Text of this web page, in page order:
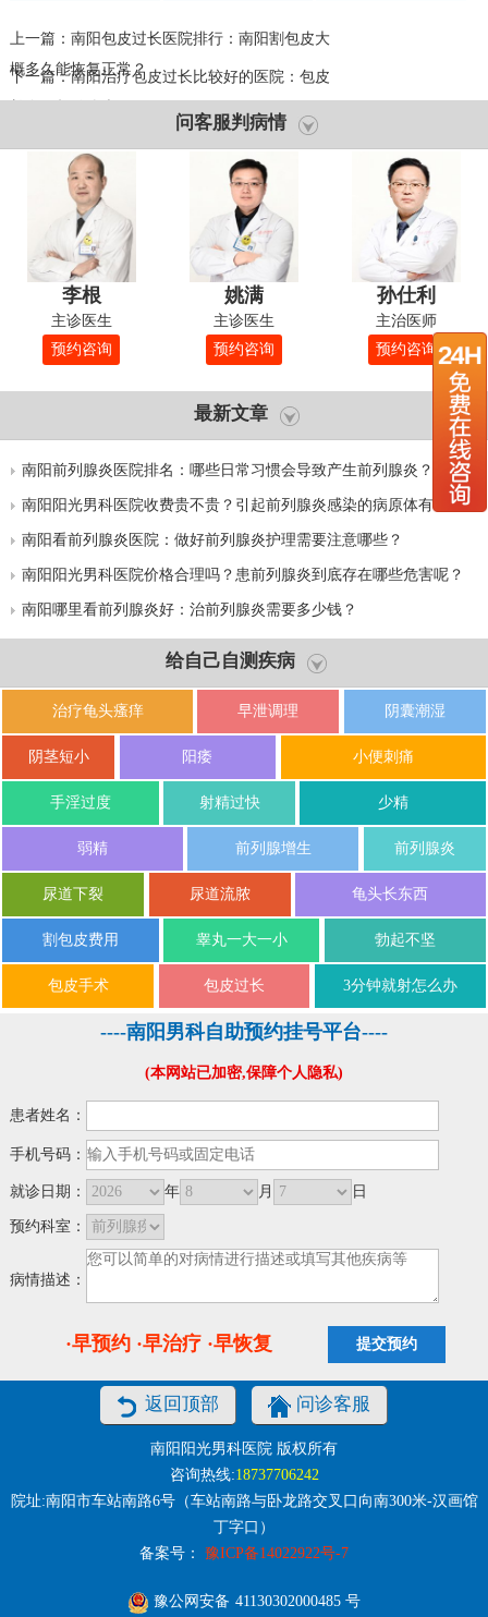
上一篇： 南阳包皮过长医院排行：南阳割包皮大
概多久能恢复正常？
下一篇：南阳治疗包皮过长比较好的医院：包皮
问客服判病情
李根
主诊医生
预约咨询
姚满
主诊医生
预约咨询
孙仕利
主治医师
预约咨询
最新文章
南阳前列腺炎医院排名：哪些日常习惯会导致产生前列腺炎？
南阳阳光男科医院收费贵不贵？引起前列腺炎感染的病原体有哪
些？
南阳看前列腺炎医院：做好前列腺炎护理需要注意哪些？
南阳阳光男科医院价格合理吗？患前列腺炎到底存在哪些危害呢？
南阳哪里看前列腺炎好：治前列腺炎需要多少钱？
给自己自测疾病
治疗龟头瘙痒 早泄调理 阴囊潮湿
阴茎短小 阳痿 小便刺痛
手淫过度 射精过快 少精
弱精 前列腺增生 前列腺炎
尿道下裂 尿道流脓 龟头长东西
割包皮费用 睾丸一大一小 勃起不坚
包皮手术 包皮过长 3分钟就射怎么办
----南阳男科自助预约挂号平台----
(本网站已加密,保障个人隐私)
患者姓名：
手机号码：
就诊日期： 年 月 日
预约科室：
病情描述：
·早预约 ·早治疗 ·早恢复
返回顶部 问诊客服
南阳阳光男科医院 版权所有
咨询热线:18737706242
院址:南阳市车站南路6号（车站南路与卧龙路交叉口向南300米-汉画馆
丁字口）
备案号： 豫ICP备14022922号-7
豫公网安备 41130302000485 号